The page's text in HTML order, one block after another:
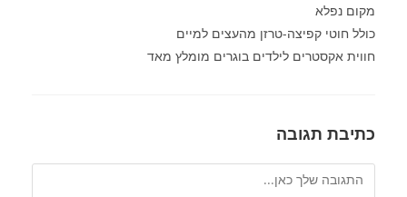
מקום נפלא
כולל חוטי קפיצה-טרזן מהעצים למיים
חווית אקסטרים לילדים בוגרים מומלץ מאד
כתיבת תגובה